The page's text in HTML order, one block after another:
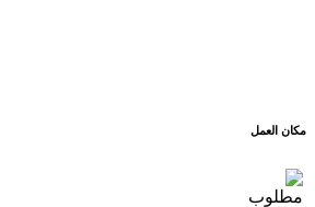
مكان العمل